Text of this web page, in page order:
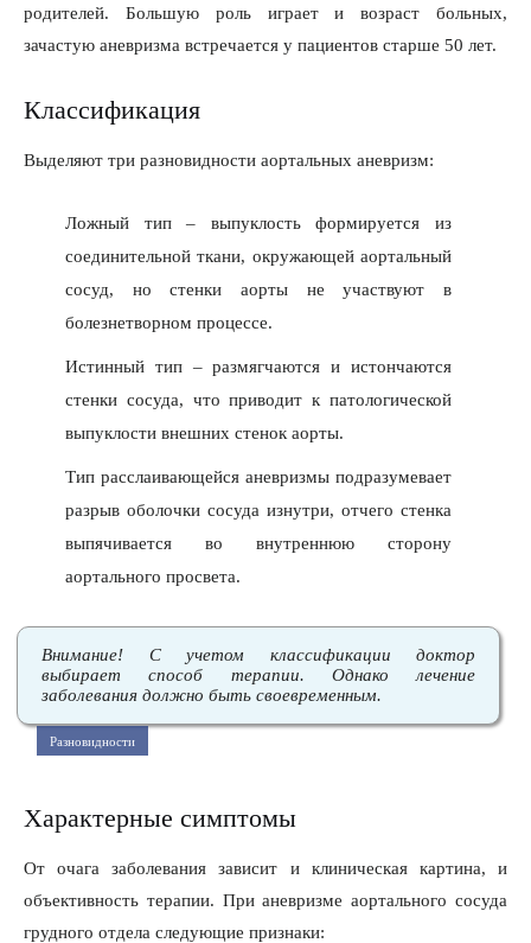
родителей. Большую роль играет и возраст больных,
зачастую аневризма встречается у пациентов старше 50 лет.
Классификация
Выделяют три разновидности аортальных аневризм:
Ложный тип – выпуклость формируется из
соединительной ткани, окружающей аортальный
сосуд, но стенки аорты не участвуют в
болезнетворном процессе.
Истинный тип – размягчаются и истончаются
стенки сосуда, что приводит к патологической
выпуклости внешних стенок аорты.
Тип расслаивающейся аневризмы подразумевает
разрыв оболочки сосуда изнутри, отчего стенка
выпячивается во внутреннюю сторону
аортального просвета.
Внимание! С учетом классификации доктор
выбирает способ терапии. Однако лечение
заболевания должно быть своевременным.
Разновидности
Характерные симптомы
От очага заболевания зависит и клиническая картина, и
объективность терапии. При аневризме аортального сосуда
грудного отдела следующие признаки: